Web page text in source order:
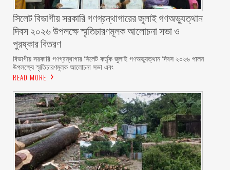
সিলেট বিভাগীয় সরকারি গণগ্রন্থাগারের জুলাই গণঅভ্যুত্থান
দিবস ২০২৬ উপলক্ষে স্মৃতিচারণমূলক আলোচনা সভা ও
পুরষ্কার বিতরণ ‎ ‎
বিভাগীয় সরকারি গণগ্রন্থাগার সিলেট কর্তৃক জুলাই গণঅভ্যুত্থান দিবস ২০২৬ পালন
উপলক্ষ্যে স্মৃতিচারণমূলক আলোচনা সভা এবং
READ MORE